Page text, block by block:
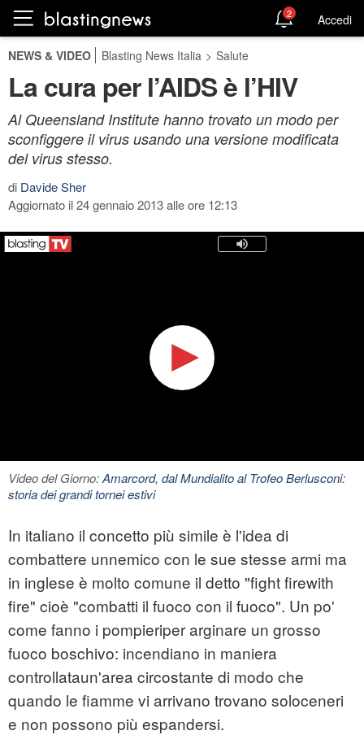
2 Accedi
NEWS & VIDEO Blasting News Italia > Salute
La cura per l’AIDS è l’HIV
Al Queensland Institute hanno trovato un modo per
sconfiggere il virus usando una versione modificata
del virus stesso.
di Davide Sher
Aggiornato il 24 gennaio 2013 alle ore 12:13
Video del Giorno:Amarcord, dal Mundialito al Trofeo Berlusconi:
storia dei grandi tornei estivi
In italiano il concetto più simile è l'idea di
combattere unnemico con le sue stesse armi ma
in inglese è molto comune il detto "fight firewith
fire" cioè "combatti il fuoco con il fuoco". Un po'
come fanno i pompieriper arginare un grosso
fuoco boschivo: incendiano in maniera
controllataun'area circostante di modo che
quando le fiamme vi arrivano trovano soloceneri
e non possono più espandersi.